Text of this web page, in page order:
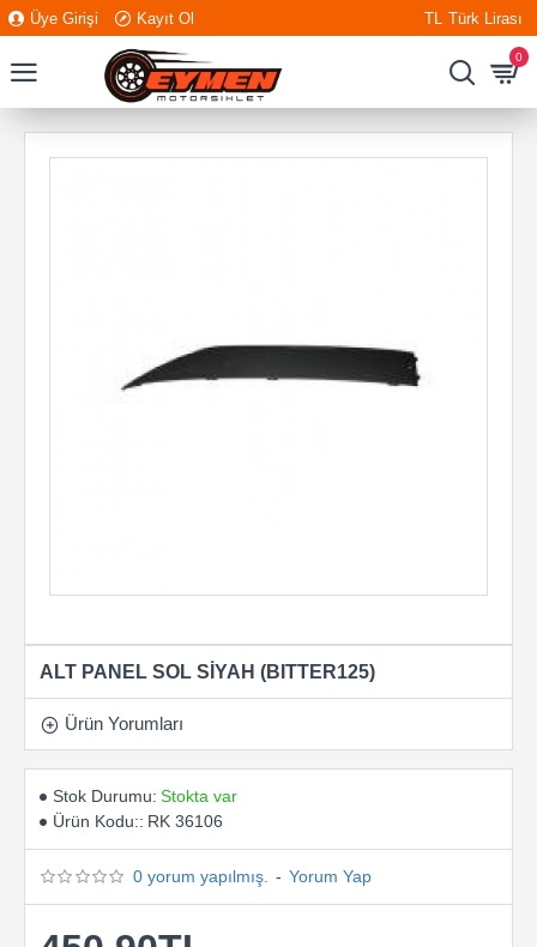
Üye Girişi Kayıt Ol TL Türk Lirası
0
ALT PANEL SOL SİYAH (BITTER125)
Ürün Yorumları
Stok Durumu: Stokta var
Ürün Kodu:: RK 36106
0 yorum yapılmış. - Yorum Yap